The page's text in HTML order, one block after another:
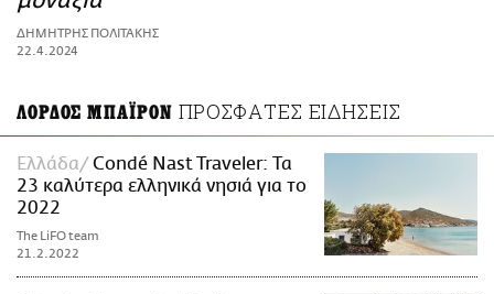
ΑΜΠΑ
PRINT
ΔΗΜΗΤΡΗΣ ΠΟΛΙΤΑΚΗΣ
22.4.2024
ΛΟΡΔΟΣ ΜΠΑΪΡΟΝ ΠΡΟΣΦΑΤΕΣ ΕΙΔΗΣΕΙΣ
Ελλάδα
Condé Nast Traveler: Τα
23 καλύτερα ελληνικά νησιά για το
2022
The LiFO team
21.2.2022